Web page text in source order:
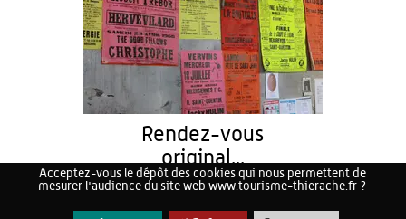
Rendez-vous
original...
22/08/2026
Acceptez-vous le dépôt des cookies qui nous permettent de
mesurer l'audience du site web www.tourisme-thierache.fr ?